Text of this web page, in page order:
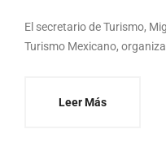
El secretario de Turismo,
Turismo Mexicano,
Leer Más